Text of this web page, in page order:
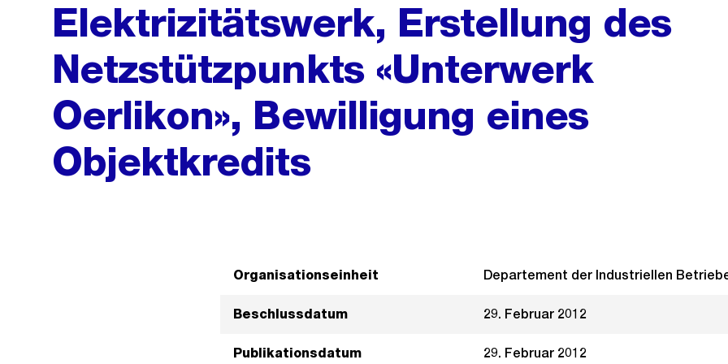
Elektrizitätswerk, Erstellung des
Netzstützpunkts «Unterwerk
Oerlikon», Bewilligung eines
Objektkredits
Organisationseinheit Departement der Industriellen
Beschlussdatum 29. Februar 2012
Publikationsdatum 29. Februar 2012